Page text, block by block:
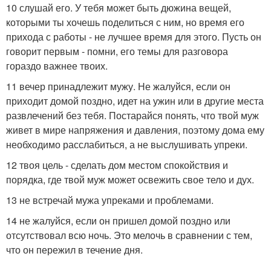
10 слушай его. У тебя может быть дюжина вещей,
которыми ты хочешь поделиться с ним, но время его
прихода с работы - не лучшее время для этого. Пусть он
говорит первым - помни, его темы для разговора
гораздо важнее твоих.
11 вечер принадлежит мужу. Не жалуйся, если он
приходит домой поздно, идет на ужин или в другие места
развлечений без тебя. Постарайся понять, что твой муж
живет в мире напряжения и давления, поэтому дома ему
необходимо расслабиться, а не выслушивать упреки.
12 твоя цель - сделать дом местом спокойствия и
порядка, где твой муж может освежить свое тело и дух.
13 не встречай мужа упреками и проблемами.
14 не жалуйся, если он пришел домой поздно или
отсутствовал всю ночь. Это мелочь в сравнении с тем,
что он пережил в течение дня.